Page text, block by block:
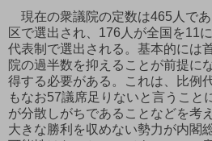
現在の衆議院の定数は465人で
区で選出され、176人が全国を11
代表制で選出される。基本的には
院の過半数を抑えることが前提に
得する必要がある。これは、比例
もなお57議席足りないと言うこと
が分散しがちであることなどを考
大きな勝利を収めない勢力が内閣